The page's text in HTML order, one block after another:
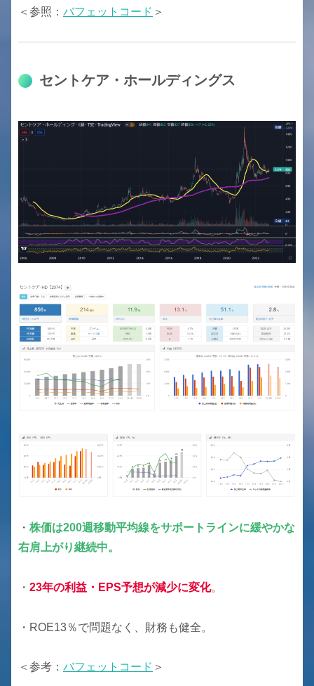
＜参照： バフェットコード ＞
セントケア・ホールディングス
・ 株価は200週移動平均線をサポートラインに緩やかな
右肩上がり継続中。
・ 23年の利益・EPS予想が減少に変化。
・ROE13％で問題なく、財務も健全。
＜参考： バフェットコード ＞